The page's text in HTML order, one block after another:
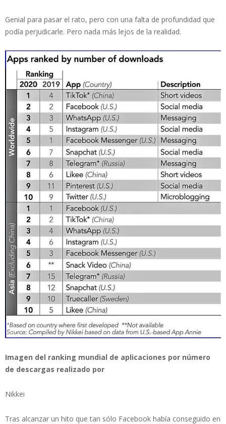
Genial para pasar el rato, pero con una falta de profundidad que
podía perjudicarle. Pero nada más lejos de la realidad.
Imagen del ranking mundial de aplicaciones por número
de descargas realizado por
Nikkei
Tras alcanzar un hito que tan sólo Facebook había conseguido en